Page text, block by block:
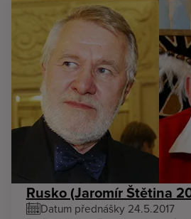
Rusko (Jaromír Štětina
Datum přednášky 24.5.2017